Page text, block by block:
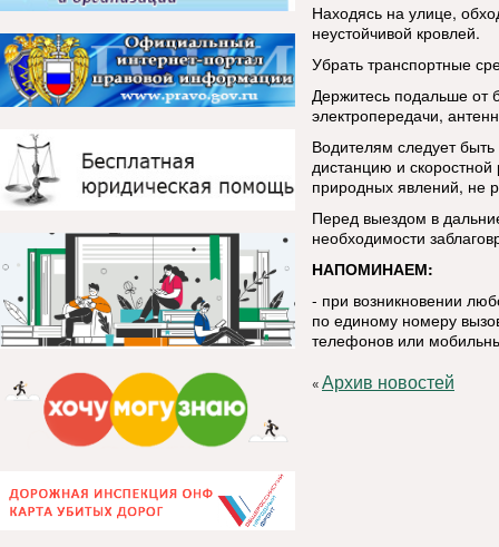
Находясь на улице,
неустойчивой кровлей.
Убрать транспортные
Держитесь подальше от
электропередачи,
Водителям следует
дистанцию и
природных явлений, не
Перед выездом в
необходимости
НАПОМИНАЕМ:
- при возникновении
по единому номеру
телефонов или
«Архив новостей